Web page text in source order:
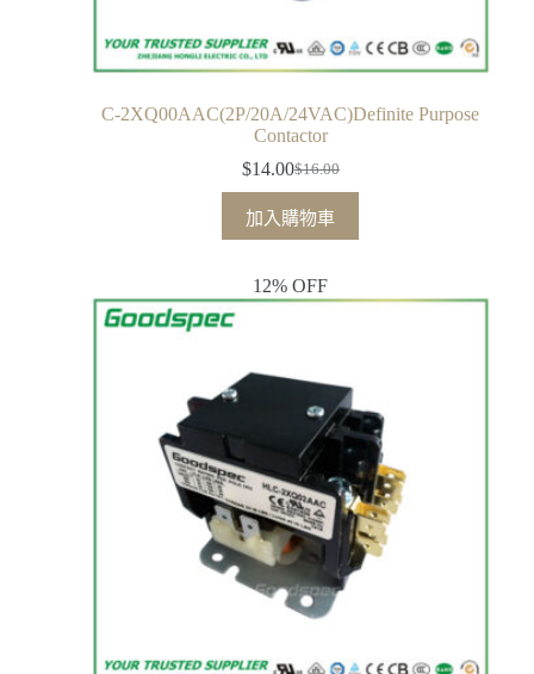
C-2XQ00AAC(2P/20A/24VAC)Definite Purpose
Contactor
$16.00
$14.00
加入購物車
12% OFF